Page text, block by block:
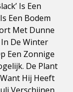
Is Een
Een Bodem
Met Dunne
De Winter
Een Zonnige
De Plant
Hij Heeft